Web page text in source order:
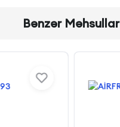
Bənzər Məhsullar